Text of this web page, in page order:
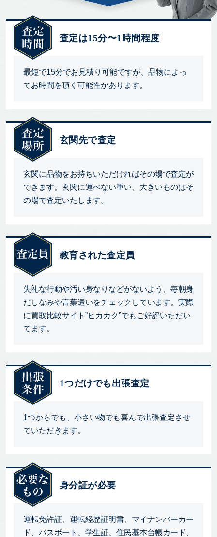
査定は15分〜1時間程度
最短で15分でお見積り可能ですが、品物によっ
てお時間を頂く可能性があります。
玄関先で査定
玄関に品物をお持ちいただければその場で査定が
できます。玄関に運べない重い、大きいものはそ
の場で査定いたします。
教育された査定員
失礼な行動や汚い身なりなどがないよう、毎朝身
だしなみや言葉遣いをチェックしています。実際
に買取比較サイト”ヒカカク”でもご好評いただい
てます。
1つだけでも出張査定
1つからでも、小さい物でも喜んで出張査定させ
ていただきます。
身分証が必要
運転免許証、運転経歴証明書、マイナンバーカー
ド、パスポート、学生証、住民基本台帳カード、